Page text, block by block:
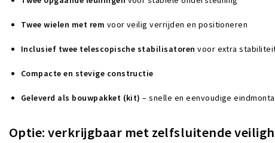
Twee wielen met rem voor veilig verrijden en positioneren
Inclusief twee telescopische stabilisatoren voor extra
Compacte en stevige constructie
Geleverd als bouwpakket (kit) – snelle en eenvoudige
Optie: verkrijgbaar met zelfsluitende